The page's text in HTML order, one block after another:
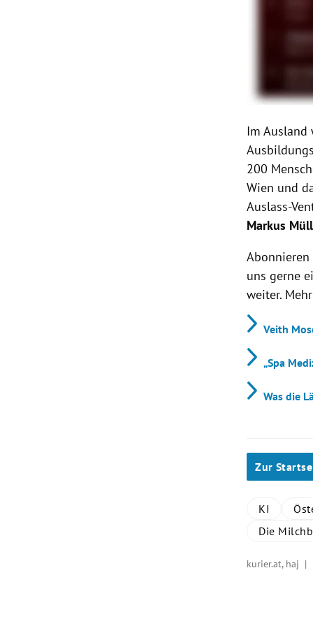
Im Ausland
200
Wien und
Auslass-
Markus
uns gerne
weiter.
Veith
„Spa
Was die
Zur
KI
Die
kurier.at, haj |